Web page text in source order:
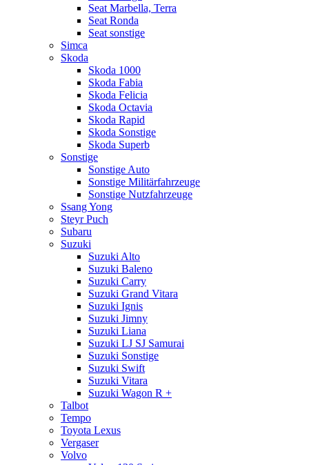
Seat Marbella, Terra
Seat Ronda
Seat sonstige
Simca
Skoda
Skoda 1000
Skoda Fabia
Skoda Felicia
Skoda Octavia
Skoda Rapid
Skoda Sonstige
Skoda Superb
Sonstige
Sonstige Auto
Sonstige Militärfahrzeuge
Sonstige Nutzfahrzeuge
Ssang Yong
Steyr Puch
Subaru
Suzuki
Suzuki Alto
Suzuki Baleno
Suzuki Carry
Suzuki Grand Vitara
Suzuki Ignis
Suzuki Jimny
Suzuki Liana
Suzuki LJ SJ Samurai
Suzuki Sonstige
Suzuki Swift
Suzuki Vitara
Suzuki Wagon R +
Talbot
Tempo
Toyota Lexus
Vergaser
Volvo